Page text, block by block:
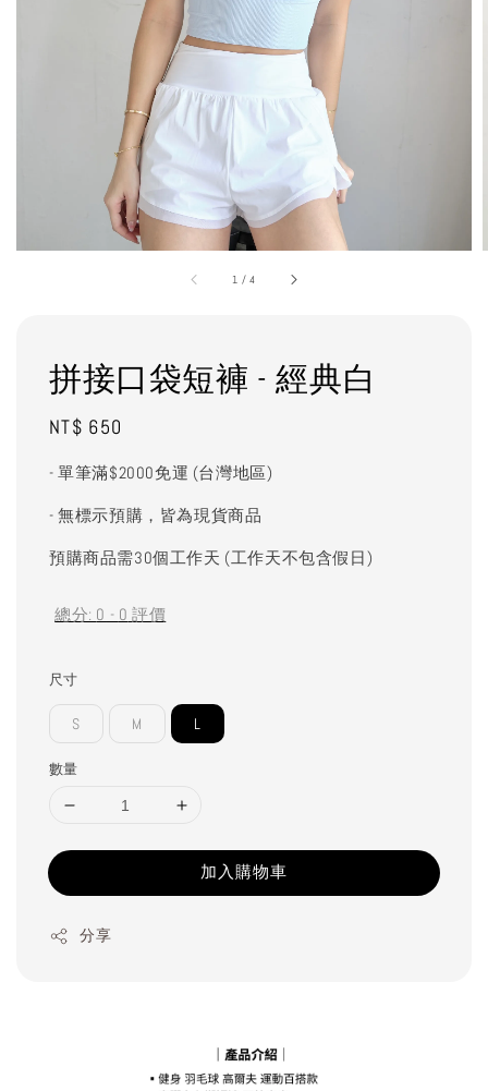
1 /4
拼接口袋短褲 - 經典白
Regular
NT$ 650
- 單筆滿$2000免運 (台灣地區)
- 無標示預購，皆為現貨商品
預購商品需30個工作天 (工作天不包含假日)
總分: 0 - 0 評價
尺寸
S M L
數量
加入購物車
分享